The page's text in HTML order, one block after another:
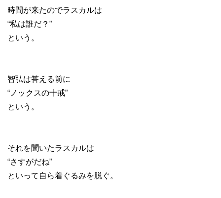
時間が来たのでラスカルは
“私は誰だ？”
という。
智弘は答える前に
“ノックスの十戒”
という。
それを聞いたラスカルは
“さすがだね”
といって自ら着ぐるみを脱ぐ。